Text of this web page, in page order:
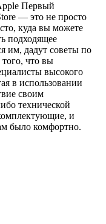
Первый
— это не просто
куда вы можете
подходящее
им, дадут советы по
что вы
высокого
в использовании
своим
технической
и
было комфортно.